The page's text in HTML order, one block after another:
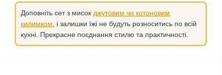
Доповніть сет з мисок джутовим чи котоновим
килимком , і залишки їжі не будуть розноситись по всій
кухні. Прекрасне поєднання стилю та практичності.